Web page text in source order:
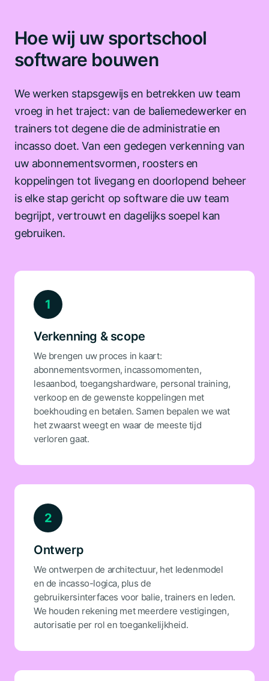
Hoe wij uw sportschool
software bouwen
We werken stapsgewijs en betrekken uw team
vroeg in het traject: van de baliemedewerker en
trainers tot degene die de administratie en
incasso doet. Van een gedegen verkenning van
uw abonnementsvormen, roosters en
koppelingen tot livegang en doorlopend beheer
is elke stap gericht op software die uw team
begrijpt, vertrouwt en dagelijks soepel kan
gebruiken.
1
Verkenning & scope
We brengen uw proces in kaart:
abonnementsvormen, incassomomenten,
lesaanbod, toegangshardware, personal training,
verkoop en de gewenste koppelingen met
boekhouding en betalen. Samen bepalen we wat
het zwaarst weegt en waar de meeste tijd
verloren gaat.
2
Ontwerp
We ontwerpen de architectuur, het ledenmodel
en de incasso-logica, plus de
gebruikersinterfaces voor balie, trainers en leden.
We houden rekening met meerdere vestigingen,
autorisatie per rol en toegankelijkheid.